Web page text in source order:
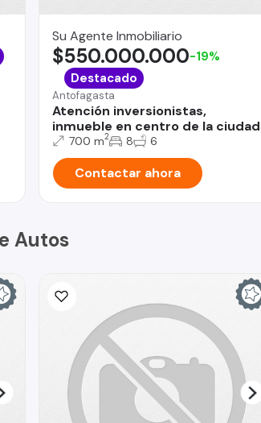
Su Agente Inmobiliario
Antofagasta
Atención inversionistas,
inmueble en centro de la ciudad
$550.000.000-19%
Destacado
700 m2 8 6
Contactar ahora
Autos